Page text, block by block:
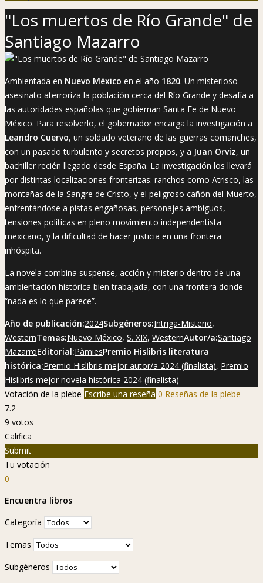
"Los muertos de Río Grande" de
Santiago Mazarro
Ambientada en Nuevo México en el año 1820. Un misterioso
asesinato aterroriza la población cerca del Río Grande y desafía a
las autoridades españolas que gobiernan Santa Fe de Nuevo
México. Para resolverlo, el gobernador encarga la investigación a
Leandro Cuervo, un soldado veterano de las guerras comanches,
con un pasado turbulento y secretos propios, y a Juan Orviz, un
bachiller recién llegado desde España. La investigación los llevará
por distintas localizaciones fronterizas: ranchos como Atrisco, las
montañas de la Sangre de Cristo, y el peligroso cañón del Muerto,
enfrentándose a pistas engañosas, personajes ambiguos,
tensiones políticas en pleno movimiento independentista
mexicano, y la dificultad de hacer justicia en una frontera
inhóspita.
La novela combina suspense, acción y misterio dentro de una
ambientación histórica bien trabajada, con una frontera donde
“nada es lo que parece”.
Año de publicación:2024Subgéneros:Intriga-Misterio,
WesternTemas:Nuevo México, S. XIX, WesternAutor/a:Santiago
MazarroEditorial:PàmiesPremio Hislibris literatura
histórica:Premio Hislibris mejor autor/a 2024 (finalista), Premio
Hislibris mejor novela histórica 2024 (finalista)
Votación de la plebe Escribe una reseña 0 Reseñas de la plebe
7.2
9 votos
Califica
Submit
Tu votación
0
Encuentra libros
Categoría
Temas
Subgéneros